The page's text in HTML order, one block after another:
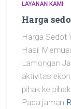
LAYANAN KAMI
Harga
Harga Sedot
Hasil
Lamongan
aktivitas
pihak ke
Pada jaman